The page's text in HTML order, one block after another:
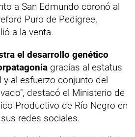
a San Edmundo coronó al
Puro de Pedigree,
a la venta.
el desarrollo genético
gracias al estatus
y al esfuerzo conjunto del
destacó el Ministerio de
Productivo de Río Negro en
redes sociales.